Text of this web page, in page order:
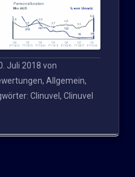
Juli 2018 von
, Allgemein,
Clinuvel , Clinuvel